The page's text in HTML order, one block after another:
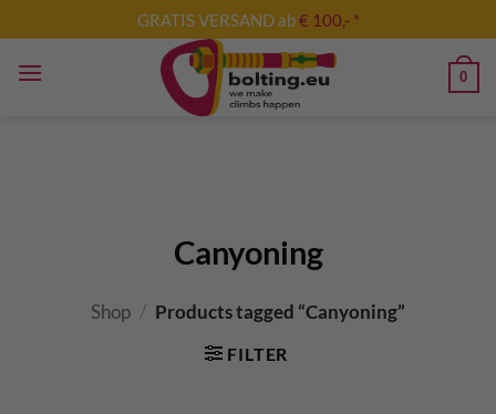
to
content
GRATIS VERSAND ab€ 100,- *
0
Canyoning
Shop / Products tagged “Canyoning”
FILTER